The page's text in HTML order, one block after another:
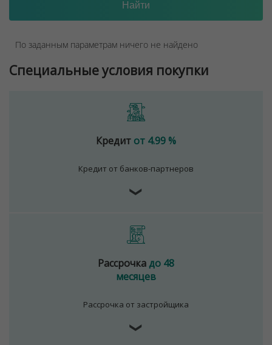
По заданным параметрам ничего не найдено
Специальные условия покупки
Кредит от 4.99 %
Кредит от банков-партнеров
❯
Рассрочкадо 48
месяцев
Рассрочка от застройщика
❯